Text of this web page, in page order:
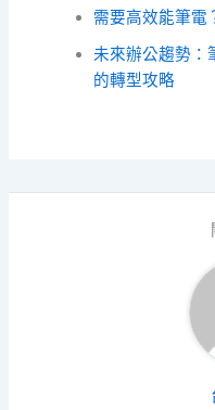
需要高效能筆電
未來辦公趨勢：
的轉型攻略